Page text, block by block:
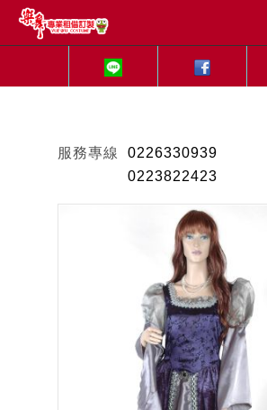
服務專線
0226330939
0223822423